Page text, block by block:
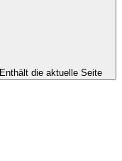
Enthält die aktuelle Seite